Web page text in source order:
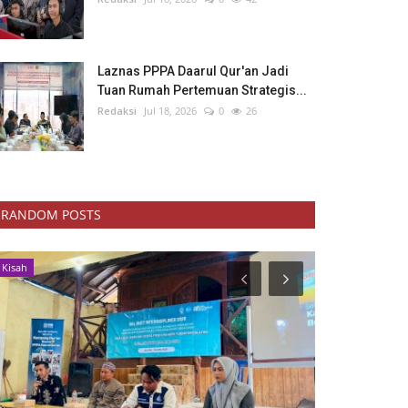
Laznas PPPA Daarul Qur'an Jadi
Tuan Rumah Pertemuan Strategis...
Redaksi Jul 18, 2026 0 26
RANDOM POSTS
Kisah